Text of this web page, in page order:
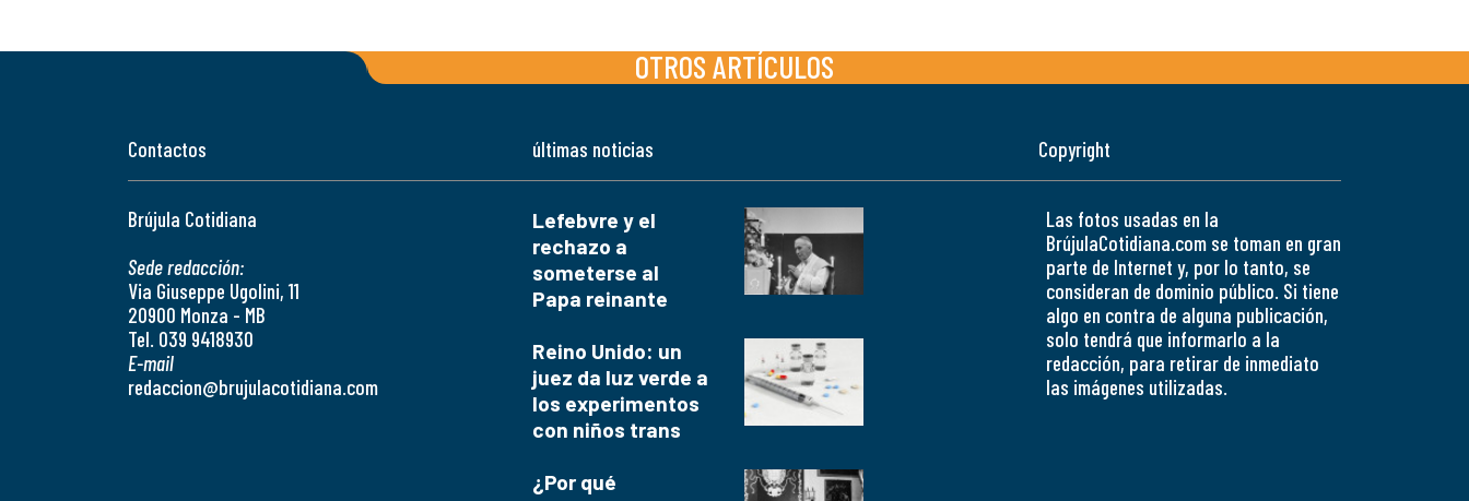
OTROS ARTÍCULOS
Contactos
Brújula Cotidiana
Sede redacción:
Via Giuseppe Ugolini, 11
20900 Monza - MB
Tel. 039 9418930
E-mail
redaccion@brujulacotidiana.com
últimas noticias
Lefebvre y el
rechazo a
someterse al
Papa reinante
Reino Unido: un
juez da luz verde a
los experimentos
con niños trans
¿Por qué
Copyright
Las fotos usadas en la
BrújulaCotidiana.com se toman en gran
parte de Internet y, por lo tanto, se
consideran de dominio público. Si tiene
algo en contra de alguna publicación,
solo tendrá que informarlo a la
redacción, para retirar de inmediato
las imágenes utilizadas.